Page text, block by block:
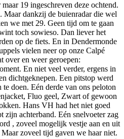
19 ingeschreven deze ochtend.
Maar dankzij de buienradar die wel
we met 29. Geen tijd om te gaan
toch sowieso. Dan liever het
op de fiets. En in Dendermonde
vielen neer op onze Calpé
over en weer geroepen:
En niet veel verder, ergens in
dichtgeknepen. Een pitstop werd
te doen. Eén derde van ons peloton
Fluo geel, Zwart of gewoon
Hans VH had het niet goed
zijn achterband. Eén snelvoeter zag
, zoveel mogelijk vestje aan en uit
zoveel tijd gaven we haar niet.